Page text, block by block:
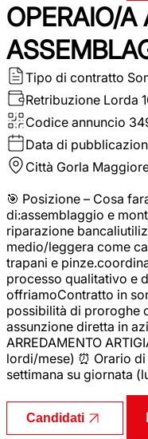
OPERAIO/A
Tipo di contratto
Retribuzione Lorda
Codice annuncio
Data di
Città Gorla
🎯 Posizione – Cosa
di:assemblaggio e
riparazione
medio/leggera come
trapani e
processo qualitativo e
offriamoContratto in
possibilità di proroghe
assunzione diretta in
ARREDAMENTO
lordi/mese) ⏰ Orario
settimana su giornata
Candidati